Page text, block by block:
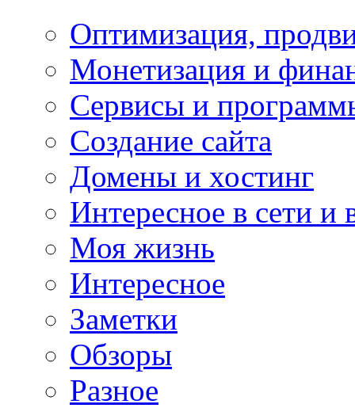
Оптимизация,
Монетизация и
Сервисы и
Создание сайта
Домены и хостинг
Интересное в сети и
Моя жизнь
Интересное
Заметки
Обзоры
Разное